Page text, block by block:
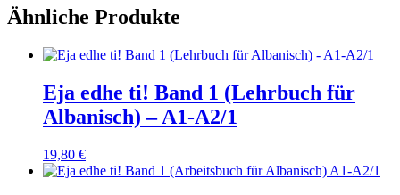
Ähnliche Produkte
Eja edhe ti! Band 1 (Lehrbuch für
Albanisch) – A1-A2/1
19,80 €